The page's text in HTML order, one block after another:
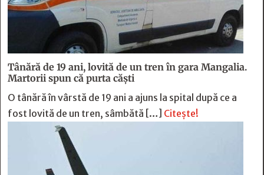
Tânără de 19 ani, lovită de un tren în gara Mangalia.
Martorii spun că purta căști
O tânără în vârstă de 19 ani a ajuns la spital după ce a
fost lovită de un tren, sâmbătă […] Citește!